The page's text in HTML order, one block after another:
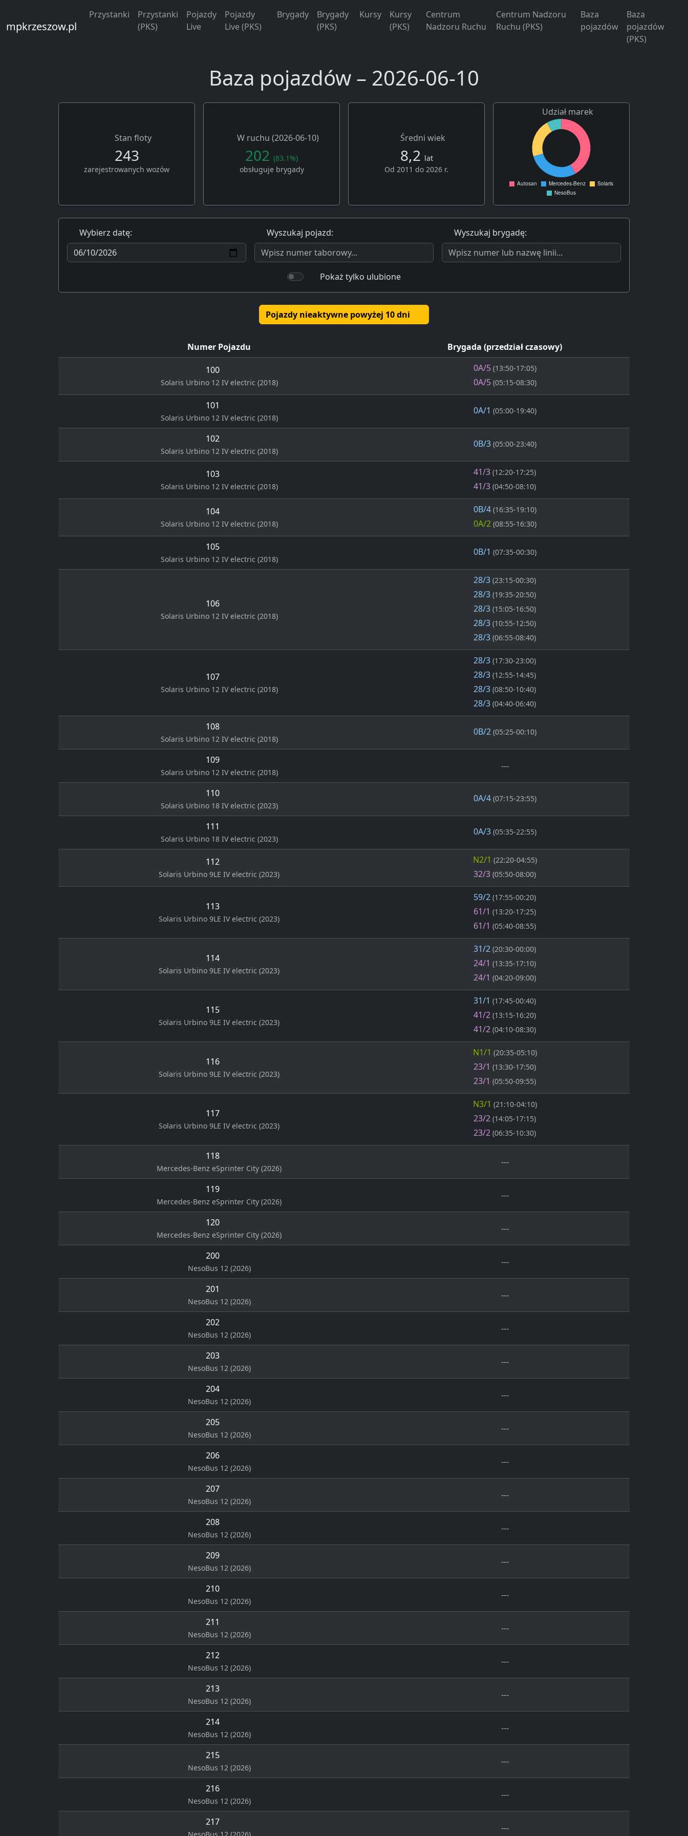
mpkrzeszow.pl
Przystanki
Przystanki
(PKS)
Pojazdy
Live
Pojazdy
Live (PKS)
Brygady
Brygady
(PKS)
Kursy
Kursy
(PKS)
Centrum
Nadzoru Ruchu
Centrum Nadzoru
Ruchu (PKS)
Baza
pojazdów
Baza
pojazdów
(PKS)
Baza pojazdów – 2026-06-10
Stan floty
243
zarejestrowanych wozów
W ruchu (2026-06-10)
202 (83.1%)
obsługuje brygady
Średni wiek
8,2 lat
Od 2011 do 2026 r.
Udział marek
Wybierz datę: Wyszukaj pojazd: Wyszukaj brygadę:
Pokaż tylko ulubione
Pojazdy nieaktywne powyżej 10 dni
Numer Pojazdu Brygada (przedział czasowy)
100
Solaris Urbino 12 IV electric (2018)
0A/5 (13:50-17:05)
0A/5 (05:15-08:30)
101
Solaris Urbino 12 IV electric (2018)
0A/1 (05:00-19:40)
102
Solaris Urbino 12 IV electric (2018)
0B/3 (05:00-23:40)
103
Solaris Urbino 12 IV electric (2018)
41/3 (12:20-17:25)
41/3 (04:50-08:10)
104
Solaris Urbino 12 IV electric (2018)
0B/4 (16:35-19:10)
0A/2 (08:55-16:30)
105
Solaris Urbino 12 IV electric (2018)
0B/1 (07:35-00:30)
106
Solaris Urbino 12 IV electric (2018)
28/3 (23:15-00:30)
28/3 (19:35-20:50)
28/3 (15:05-16:50)
28/3 (10:55-12:50)
28/3 (06:55-08:40)
107
Solaris Urbino 12 IV electric (2018)
28/3 (17:30-23:00)
28/3 (12:55-14:45)
28/3 (08:50-10:40)
28/3 (04:40-06:40)
108
Solaris Urbino 12 IV electric (2018)
0B/2 (05:25-00:10)
109
Solaris Urbino 12 IV electric (2018)
---
110
Solaris Urbino 18 IV electric (2023)
0A/4 (07:15-23:55)
111
Solaris Urbino 18 IV electric (2023)
0A/3 (05:35-22:55)
112
Solaris Urbino 9LE IV electric (2023)
N2/1 (22:20-04:55)
32/3 (05:50-08:00)
113
Solaris Urbino 9LE IV electric (2023)
59/2 (17:55-00:20)
61/1 (13:20-17:25)
61/1 (05:40-08:55)
114
Solaris Urbino 9LE IV electric (2023)
31/2 (20:30-00:00)
24/1 (13:35-17:10)
24/1 (04:20-09:00)
115
Solaris Urbino 9LE IV electric (2023)
31/1 (17:45-00:40)
41/2 (13:15-16:20)
41/2 (04:10-08:30)
116
Solaris Urbino 9LE IV electric (2023)
N1/1 (20:35-05:10)
23/1 (13:30-17:50)
23/1 (05:50-09:55)
117
Solaris Urbino 9LE IV electric (2023)
N3/1 (21:10-04:10)
23/2 (14:05-17:15)
23/2 (06:35-10:30)
118
Mercedes-Benz eSprinter City (2026)
---
119
Mercedes-Benz eSprinter City (2026)
---
120
Mercedes-Benz eSprinter City (2026)
---
200
NesoBus 12 (2026)
---
201
NesoBus 12 (2026)
---
202
NesoBus 12 (2026)
---
203
NesoBus 12 (2026)
---
204
NesoBus 12 (2026)
---
205
NesoBus 12 (2026)
---
206
NesoBus 12 (2026)
---
207
NesoBus 12 (2026)
---
208
NesoBus 12 (2026)
---
209
NesoBus 12 (2026)
---
210
NesoBus 12 (2026)
---
211
NesoBus 12 (2026)
---
212
NesoBus 12 (2026)
---
213
NesoBus 12 (2026)
---
214
NesoBus 12 (2026)
---
215
NesoBus 12 (2026)
---
216
NesoBus 12 (2026)
---
217
---